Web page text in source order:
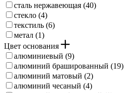
сталь нержавеющая (40)
стекло (4)
текстиль (6)
метал (1)
Цвет основания
алюминиевый (9)
алюминий брашированный (19)
алюминий матовый (2)
алюминий чесаный (4)